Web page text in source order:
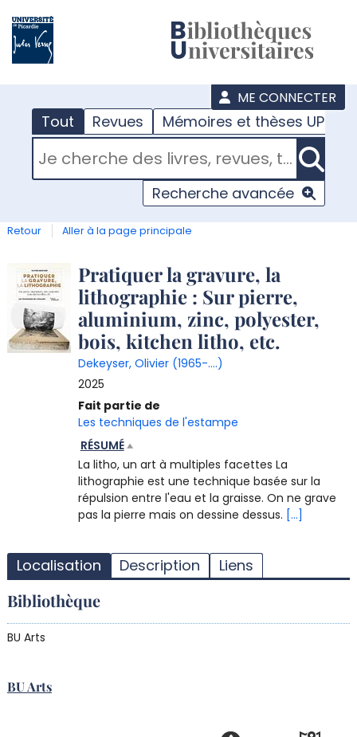
ME CONNECTER
Tout Revues Mémoires et thèses UPJV
RECHERCHER DANS "TOUT"
Recherche avancée
Retour Aller à la page principale
Détail
document
Pratiquer la gravure, la
lithographie : Sur pierre,
aluminium, zinc, polyester,
bois, kitchen litho, etc.
Dekeyser, Olivier (1965-....)
2025
Fait partie de
Les techniques de l'estampe
RÉSUMÉ
La litho, un art à multiples facettes La
lithographie est une technique basée sur la
répulsion entre l'eau et la graisse. On ne grave
pas la pierre mais on dessine dessus. [...]
Localisation Description Liens
Bibliothèque
BU Arts
BU Arts